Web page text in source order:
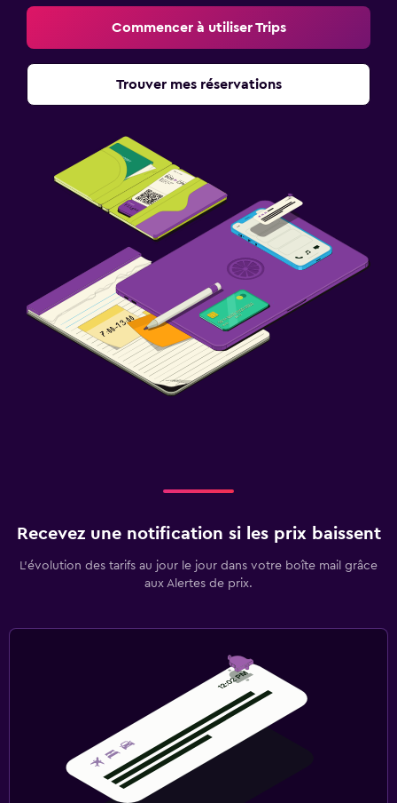
Commencer à utiliser Trips
Trouver mes réservations
Recevez une notification si les prix baissent
L’évolution des tarifs au jour le jour dans votre boîte mail grâce
aux Alertes de prix.